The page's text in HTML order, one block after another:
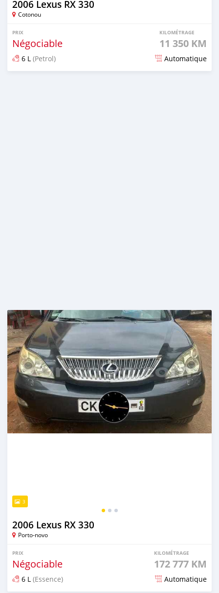
2006 Lexus RX 330
Cotonou
PRIX
Négociable
KILOMÉTRAGE
11 350 KM
6 L (Petrol) Automatique
3
2006 Lexus RX 330
Porto-novo
PRIX
Négociable
KILOMÉTRAGE
172 777 KM
6 L (Essence) Automatique